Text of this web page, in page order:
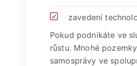
zavedení
Pokud podnikáte ve
růstu. Mnohé
samosprávy ve